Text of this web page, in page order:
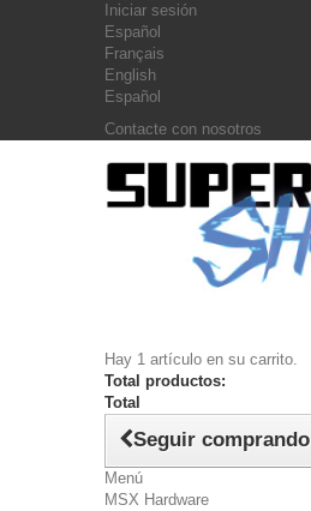
Iniciar sesión
Español
Français
English
Español
Contacte con nosotros
Hay 1 artículo en su carrito.
Total productos:
Total
Seguir comprando
Menú
MSX Hardware